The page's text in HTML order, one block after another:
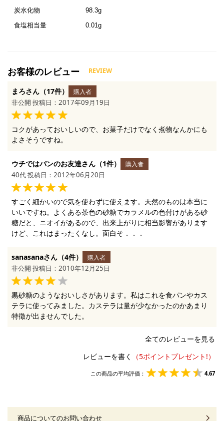
炭水化物 98.3g
食塩相当量 0.01g
まろさん（17件） 購入者
非公開 投稿日：2017年09月19日
コクがあっておいしいので、お菓子だけでなく煮物なんかにも
よさそうですね。
ウチではパンのお友達さん（1件） 購入者
40代 投稿日：2012年06月20日
すごく細かいので気を使わずに使えます。天然のものは本当に
いいですね。よくある茶色の砂糖でカラメルの色付けがある砂
糖だと、ニオイがあるので、出来上がりに相当影響があります
けど、これはまったくなし。面白そ．．．
sanasanaさん（4件） 購入者
非公開 投稿日：2010年12月25日
黒砂糖のようなおいしさがあります。私はこれを食パンやカス
テラに使ってみました。カステラは量が少なかったのかあまり
特徴が出ませんでした。
全てのレビューを見る
レビューを書く
この商品の平均評価： 4.67
商品についてのお問い合わせ